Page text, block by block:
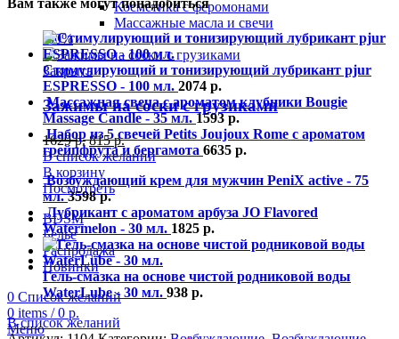
Косметика с феромонами
Массажные масла и свечи
-50%
Закрыть
Зажимы на соски с грузиками
1629р. 815р.
В список желаний
В корзину
Посмотреть
BDSM
Белье
Распродажа
Новинки
0 Список желаний
0 items / 0 р.
Меню
Вам также могут понадобиться
Стимулирующий и тонизирующий лубрикант pjur
ESPRESSO - 100 мл. 2074 р.
Массажная свеча с ароматом клубники Bougie
Massage Candle - 35 мл.1593р.
Набор из 5 свечей Petits Joujoux Rome с ароматом
грейпфрута и бергамота 6635 р.
Возбуждающий крем для мужчин PeniX active - 75
мл.3598р.
Лубрикант с ароматом арбуза JO Flavored
Watermelon - 30 мл. 1825 р.
Гель-смазка на основе чистой родниковой воды
WaterLube - 30 мл. 938 р.
В список желаний